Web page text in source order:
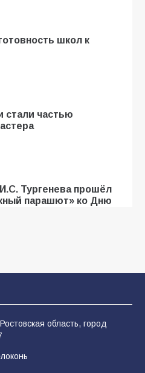
школ к
стали частью
Тургенева прошёл
парашют» ко Дню
Что на самом
России в августе
дорожные работы
область, город